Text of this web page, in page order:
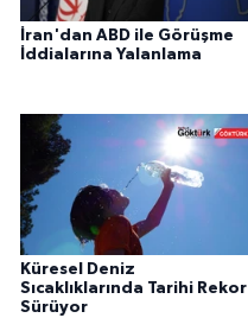
İran'dan ABD ile Görüşme
İddialarına Yalanlama
Küresel Deniz
Sıcaklıklarında Tarihi Rekor
Sürüyor